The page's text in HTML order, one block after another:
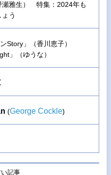
瀬雅生） 特集：2024年も
う
Story」（香川恵子）
」（ゆうな）
(George Cockle)
記事